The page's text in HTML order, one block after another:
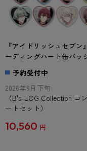
『アイドリッシュセブン
ーディングハート缶バッ
LOG Collection コンプリ
ット
予約受付中
2026年9月下旬
（B's-LOG Collection コ
ートセット）
10,560 円